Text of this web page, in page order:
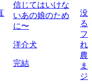
信じてはいけな
いあの娘のため
に〜
洋介犬
完結
没
る
フ
れ
農
ま
ジ